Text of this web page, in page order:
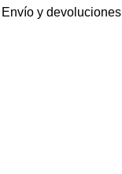
Envío y devoluciones